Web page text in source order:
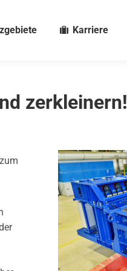
Karriere
zerkleinern!